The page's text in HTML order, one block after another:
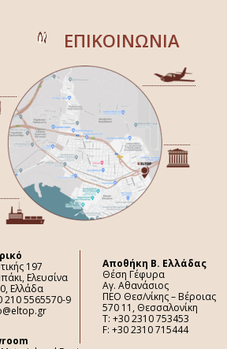
ΕΠΙΚΟΙΝΩΝΙΑ
197
Ελευσίνα
Ελλάδα
210 5565570-9
Aποθήκη Β. Ελλάδας
Θέση Γέφυρα
Αγ. Αθανάσιος
ΠΕΟ Θεσ/νίκης – Βέροιας
570 11, Θεσσαλονίκη
Τ: +30 2310 753453
F: +30 2310 715444